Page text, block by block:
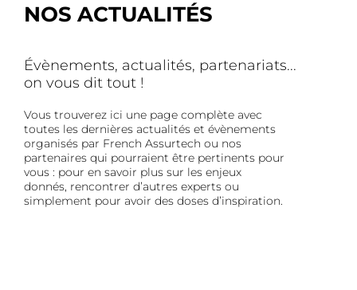
NOS ACTUALITÉS
Évènements, actualités, partenariats...
on vous dit tout !
Vous trouverez ici une page complète avec
toutes les dernières actualités et évènements
organisés par French Assurtech ou nos
partenaires qui pourraient être pertinents pour
vous : pour en savoir plus sur les enjeux
donnés, rencontrer d’autres experts ou
simplement pour avoir des doses d’inspiration.